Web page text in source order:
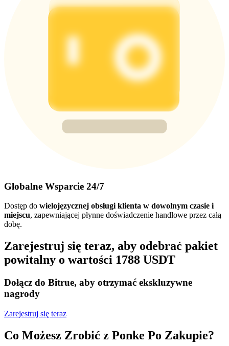
Globalne Wsparcie 24/7
Dostęp do wielojęzycznej obsługi klienta w dowolnym czasie i
miejscu, zapewniającej płynne doświadczenie handlowe przez całą
dobę.
Zarejestruj się teraz, aby odebrać pakiet
powitalny o wartości 1788 USDT
Dołącz do Bitrue, aby otrzymać ekskluzywne
nagrody
Zarejestruj się teraz
Co Możesz Zrobić z Ponke Po Zakupie?